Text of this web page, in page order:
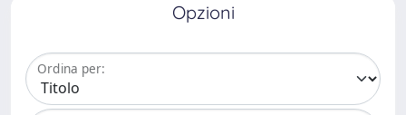
Opzioni
Ordina per: